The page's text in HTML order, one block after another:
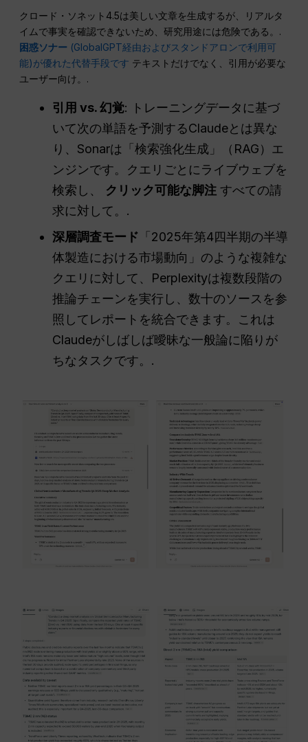
クロード・ソネット4.5は美しい文章を生成するが、リアルタ
イムで事実を確認できないため、研究用途には危険である。.
困惑ソナー (GlobalGPT経由およびスタンドアロンで利用可
能)が優れた代替手段です テキストだけでなく、引用が必要な
ユーザー向け。.
引用 vs. 幻覚: トレーニングデータに基づ
いて次の単語を予測するClaudeとは異な
り、Sonarは「検索強化生成」（RAG）エ
ンジンです。クエリごとにライブウェブを
検索し、 クリック可能な脚注 すべての請
求に対して。.
深層調査モード
「2025年第4四半期の半導
体製造における市場動向」のような複雑な
クエリに対して、Perplexityは複数段階の
推論チェーンを実行し、数十のソースを参
照してレポートを統合できます。これは
Claudeがしばしば曖昧な一般論に陥りが
ちなタスクです。.